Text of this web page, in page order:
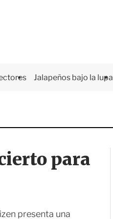
Jalapeños bajo la lupa
para
presenta una